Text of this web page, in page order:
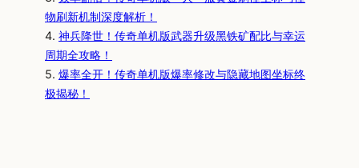
物刷新机制深度解析！
4. 神兵降世！传奇单机版武器升级黑铁矿配比与幸运
周期全攻略！
5. 爆率全开！传奇单机版爆率修改与隐藏地图坐标终
极揭秘！